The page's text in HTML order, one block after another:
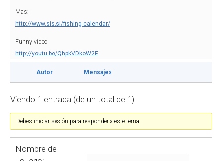
Mas:
http://www.sis.si/fishing-calendar/
Funny video
http://youtu.be/QhpkVDkoW2E
Autor Mensajes
Viendo 1 entrada (de un total de 1)
Debes iniciar sesión para responder a este tema.
Nombre de